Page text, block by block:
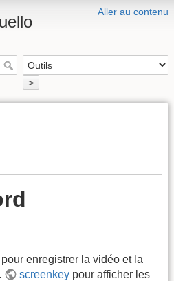
Aller au contenu
>
pour enregistrer la vidéo et la
screenkey pour afficher les